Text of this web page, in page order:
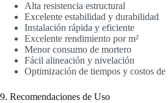
Alta resistencia estructural
Excelente estabilidad y durabilidad
Instalación rápida y eficiente
Excelente rendimiento por m²
Menor consumo de mortero
Fácil alineación y nivelación
Optimización de tiempos y costos de
9. Recomendaciones de Uso